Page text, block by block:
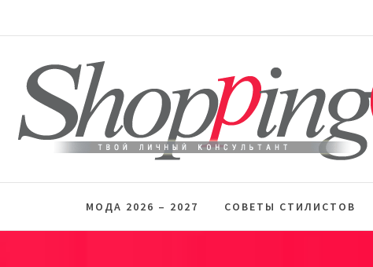
Мода и стиль
МОДА 2026 – 2027 СОВЕТЫ СТИЛИСТОВ